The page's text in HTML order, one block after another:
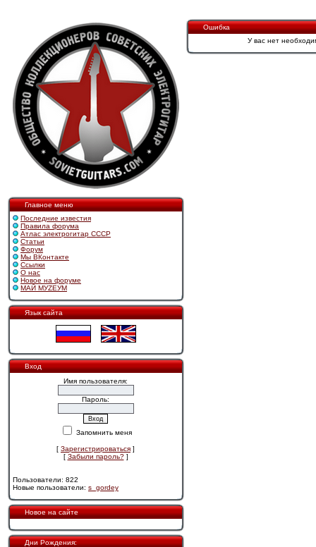
Главное меню
Последние известия
Правила форума
Атлас электрогитар СССР
Статьи
Форум
Мы ВКонтакте
Ссылки
О нас
Новое на форуме
МАЙ МУZЕУМ
Язык сайта
Вход
Имя пользователя:
Пароль:
Запомнить меня
[ Зарегистрироваться ]
[ Забыли пароль?]
Пользователи: 822
Новые пользователи: s_gordey
Новое на сайте
Дни Рождения:
Ошибка
У вас нет